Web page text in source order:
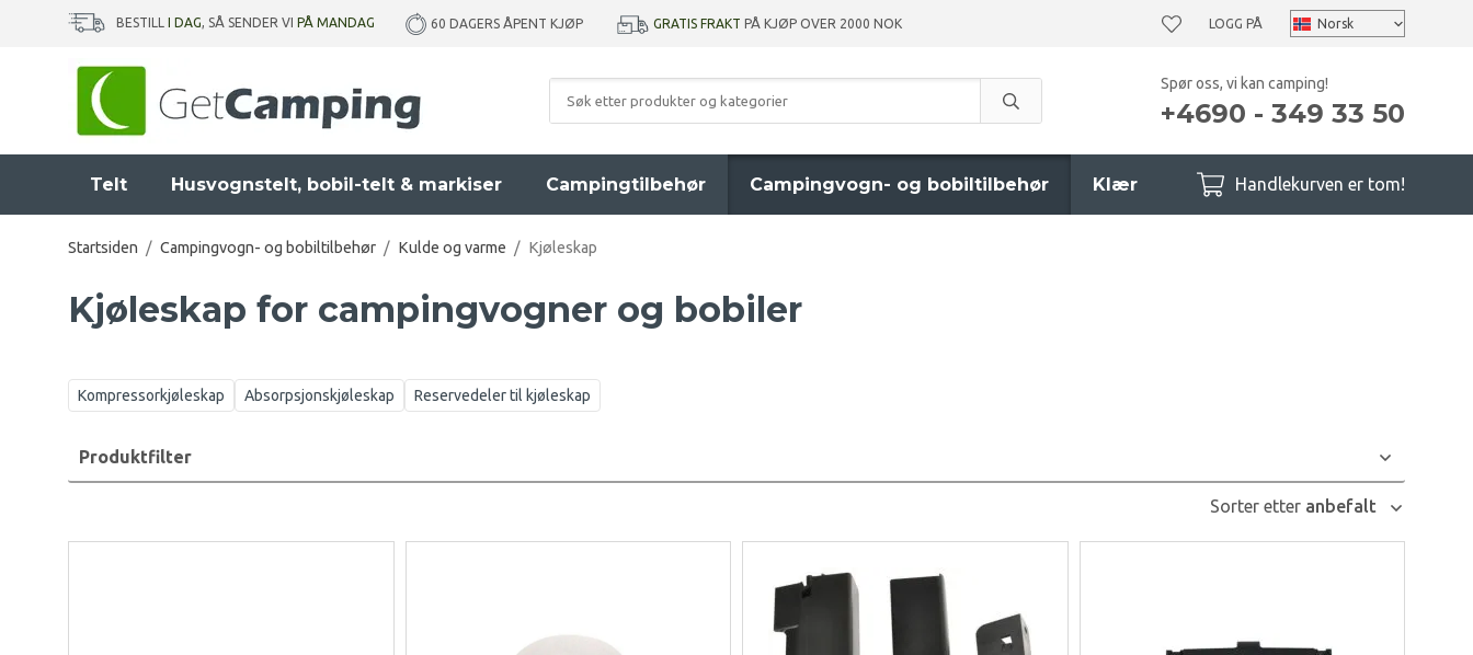
BESTILL I DAG, SÅ SENDER VI PÅ MANDAG 60 DAGERS ÅPENT KJØP GRATIS FRAKT PÅ KJØP OVER 2000 NOK LOGG PÅ
Spør oss, vi kan camping!
+4690 - 349 33 50
Telt Husvognstelt, bobil-telt & markiser Campingtilbehør Campingvogn- og bobiltilbehør Klær Handlekurven er tom!
Startsiden / Campingvogn- og bobiltilbehør / Kulde og varme / Kjøleskap
Kjøleskap for campingvogner og bobiler
Kompressorkjøleskap Absorpsjonskjøleskap Reservedeler til kjøleskap
Produktfilter
Sorter etter anbefalt